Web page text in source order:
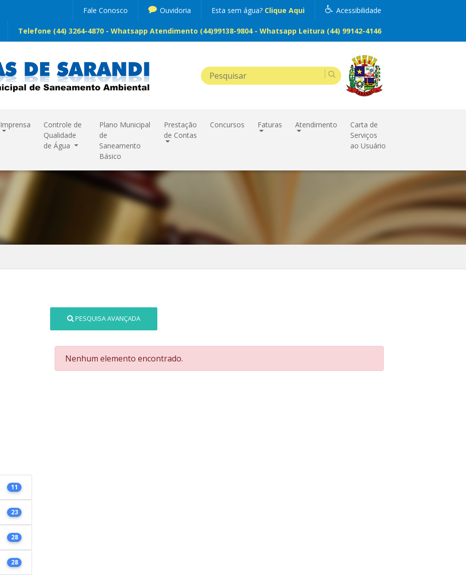
Acessibilidade
Esta sem água? Clique Aqui
Ouvidoria
Fale Conosco
Telefone (44) 3264-4870 - Whatsapp Atendimento (44)99138-9804 - Whatsapp Leitura (44) 99142-4146
Imprensa
Controle de
Qualidade
de Água
Plano Municipal
de
Saneamento
Básico
Prestação
de Contas
Concursos Faturas Atendimento
Carta de
Serviços
ao Usuário
11
23
28
28
PESQUISA AVANÇADA
Nenhum elemento encontrado.